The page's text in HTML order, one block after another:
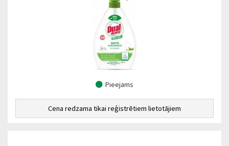
Pieejams
Cena redzama tikai reģistrētiem lietotājiem